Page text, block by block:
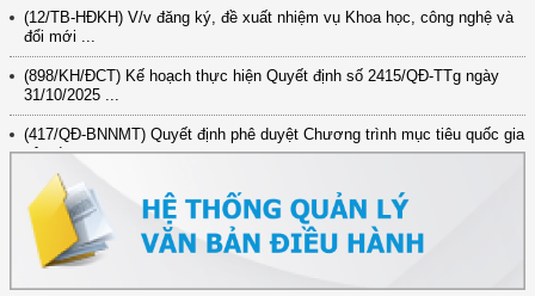
(12/TB-HĐKH) V/v đăng ký, đề xuất nhiệm vụ Khoa học, công nghệ và
đổi mới ...
(898/KH/ĐCT) Kế hoạch thực hiện Quyết định số 2415/QĐ-TTg ngày
31/10/2025 ...
(417/QĐ-BNNMT) Quyết định phê duyệt Chương trình mục tiêu quốc gia
xây dựng ...
(891/KH-ĐCT) Kế hoạch thực hiện Nghị quyết số 72-NQ/TW ngày
9/9/2025 của Bộ ...
(2415/QĐ-TTg) Quyết định về việc phê duyệt Đề án Hỗ trợ Phụ nữ khởi
nghiệp ...